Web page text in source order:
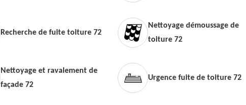
Recherche de fuite toiture 72
Nettoyage démoussage de
toiture 72
Nettoyage et ravalement de
façade 72
Urgence fuite de toiture 72